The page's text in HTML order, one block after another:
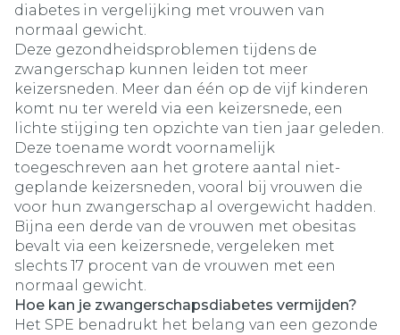
diabetes in vergelijking met vrouwen van
normaal gewicht.
Deze gezondheidsproblemen tijdens de
zwangerschap kunnen leiden tot meer
keizersneden. Meer dan één op de vijf kinderen
komt nu ter wereld via een keizersnede, een
lichte stijging ten opzichte van tien jaar geleden.
Deze toename wordt voornamelijk
toegeschreven aan het grotere aantal niet-
geplande keizersneden, vooral bij vrouwen die
voor hun zwangerschap al overgewicht hadden.
Bijna een derde van de vrouwen met obesitas
bevalt via een keizersnede, vergeleken met
slechts 17 procent van de vrouwen met een
normaal gewicht.
Hoe kan je zwangerschapsdiabetes vermijden?
Het SPE benadrukt het belang van een gezonde